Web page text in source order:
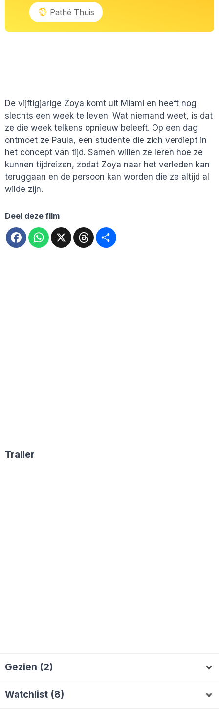
Pathé Thuis
De vijftigjarige Zoya komt uit Miami en heeft nog
slechts een week te leven. Wat niemand weet, is dat
ze die week telkens opnieuw beleeft. Op een dag
ontmoet ze Paula, een studente die zich verdiept in
het concept van tijd. Samen willen ze leren hoe ze
kunnen tijdreizen, zodat Zoya naar het verleden kan
teruggaan en de persoon kan worden die ze altijd al
wilde zijn.
Deel deze film
FacebookWhatsApp
X Threads
Trailer
Gezien (2)
Watchlist (8)